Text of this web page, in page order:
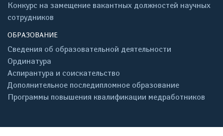
Конкурс на замещение вакантных должностей научных
сотрудников
ОБРАЗОВАНИЕ
Сведения об образовательной деятельности
Ординатура
Аспирантура и соискательство
Дополнительное последипломное образование
Программы повышения квалификации медработников